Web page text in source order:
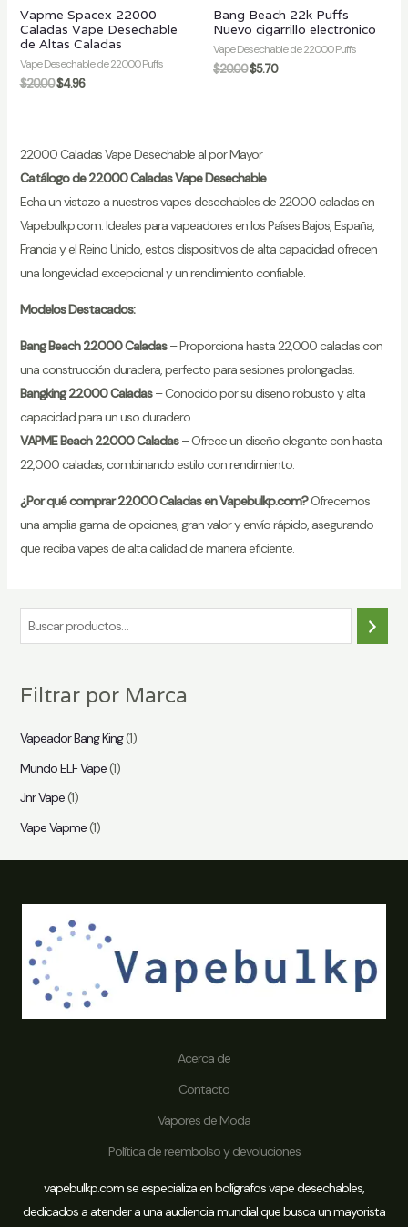
Vapme Spacex 22000
Caladas Vape Desechable
de Altas Caladas
Vape Desechable de 22000 Puffs
$20.00$4.96
Bang Beach 22k Puffs
Nuevo cigarrillo electrónico
Vape Desechable de 22000 Puffs
$20.00$5.70
22000 Caladas Vape Desechable al por Mayor
Catálogo de 22000 Caladas Vape Desechable
Echa un vistazo a nuestros vapes desechables de 22000 caladas en
Vapebulkp.com. Ideales para vapeadores en los Países Bajos, España,
Francia y el Reino Unido, estos dispositivos de alta capacidad ofrecen
una longevidad excepcional y un rendimiento confiable.
Modelos Destacados:
Bang Beach 22000 Caladas– Proporciona hasta 22,000 caladas con
una construcción duradera, perfecto para sesiones prolongadas.
Bangking 22000 Caladas– Conocido por su diseño robusto y alta
capacidad para un uso duradero.
VAPME Beach 22000 Caladas– Ofrece un diseño elegante con hasta
22,000 caladas, combinando estilo con rendimiento.
¿Por qué comprar 22000 Caladas en Vapebulkp.com?Ofrecemos
una amplia gama de opciones, gran valor y envío rápido, asegurando
que reciba vapes de alta calidad de manera eficiente.
u
c
Filtrar por Marca
Vapeador Bang King(1)
Mundo ELF Vape(1)
Jnr Vape(1)
Vape Vapme(1)
Acerca de
Contacto
Vapores de Moda
Política de reembolso y devoluciones
vapebulkp.com se especializa en bolígrafos vape desechables,
dedicados a atender a una audiencia mundial que busca un mayorista